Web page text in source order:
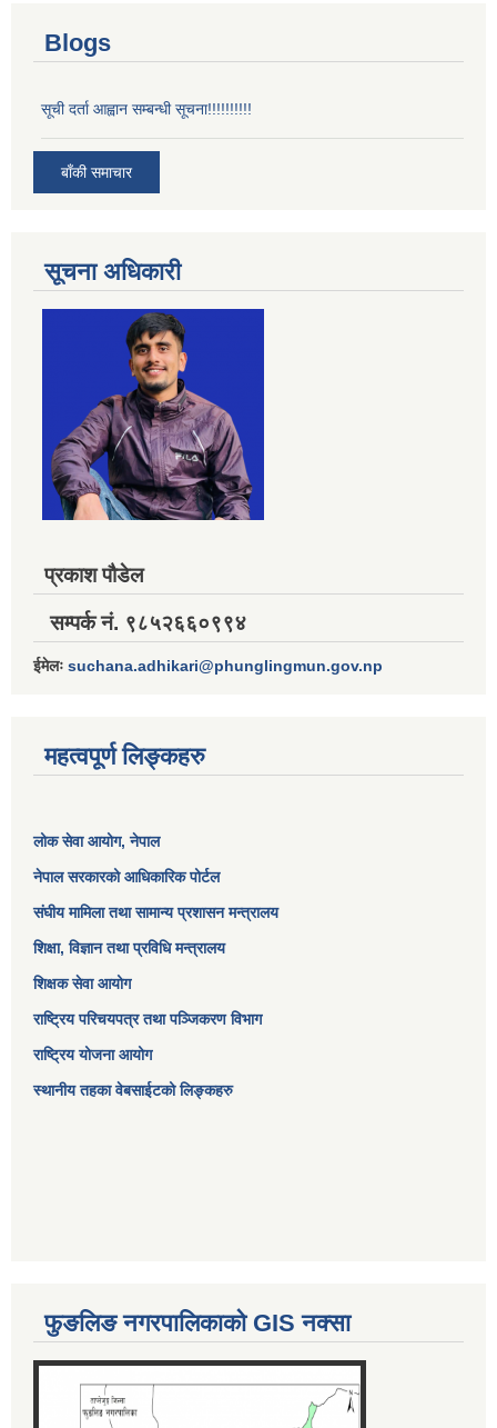
Blogs
सूची दर्ता आह्वान सम्बन्धी सूचना!!!!!!!!!!
बाँकी समाचार
सूचना अधिकारी
प्रकाश पौडेल
सम्पर्क नं. ९८५२६६०९९४
ईमेलः suchana.adhikari@phunglingmun.gov.np
महत्वपूर्ण लिङ्कहरु
लोक सेवा आयोग, नेपाल
नेपाल सरकारको आधिकारिक पोर्टल
संघीय मामिला तथा सामान्य प्रशासन मन्त्रालय
शिक्षा, विज्ञान तथा प्रविधि मन्त्रालय
शिक्षक सेवा आयोग
राष्ट्रिय परिचयपत्र तथा पञ्जिकरण विभाग
राष्ट्रिय योजना आयोग
स्थानीय तहका वेबसाईटको लिङ्कहरु
फुङलिङ नगरपालिकाको GIS नक्सा